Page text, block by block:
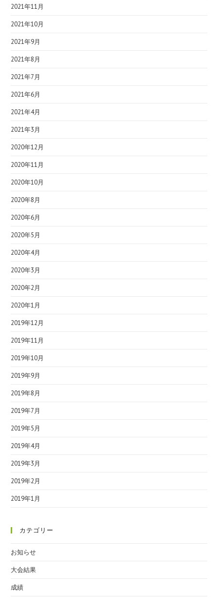
2021年11月
2021年10月
2021年9月
2021年8月
2021年7月
2021年6月
2021年4月
2021年3月
2020年12月
2020年11月
2020年10月
2020年8月
2020年6月
2020年5月
2020年4月
2020年3月
2020年2月
2020年1月
2019年12月
2019年11月
2019年10月
2019年9月
2019年8月
2019年7月
2019年5月
2019年4月
2019年3月
2019年2月
2019年1月
カテゴリー
お知らせ
大会結果
成績